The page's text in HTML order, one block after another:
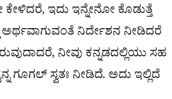
ಇದು ಇನ್ನೇನೋ ಕೊಡುತ್ತೆ
ಅರ್ಥವಾಗುವಂತೆ ನಿರ್ದೇಶನ ನೀಡಿದರೆ
ನೀವು ಕನ್ನಡದಲ್ಲಿಯು ಸಹ
ಗೂಗಲ್ ಸ್ವತಃ ನೀಡಿದೆ. ಅದು ಇಲ್ಲಿದೆ